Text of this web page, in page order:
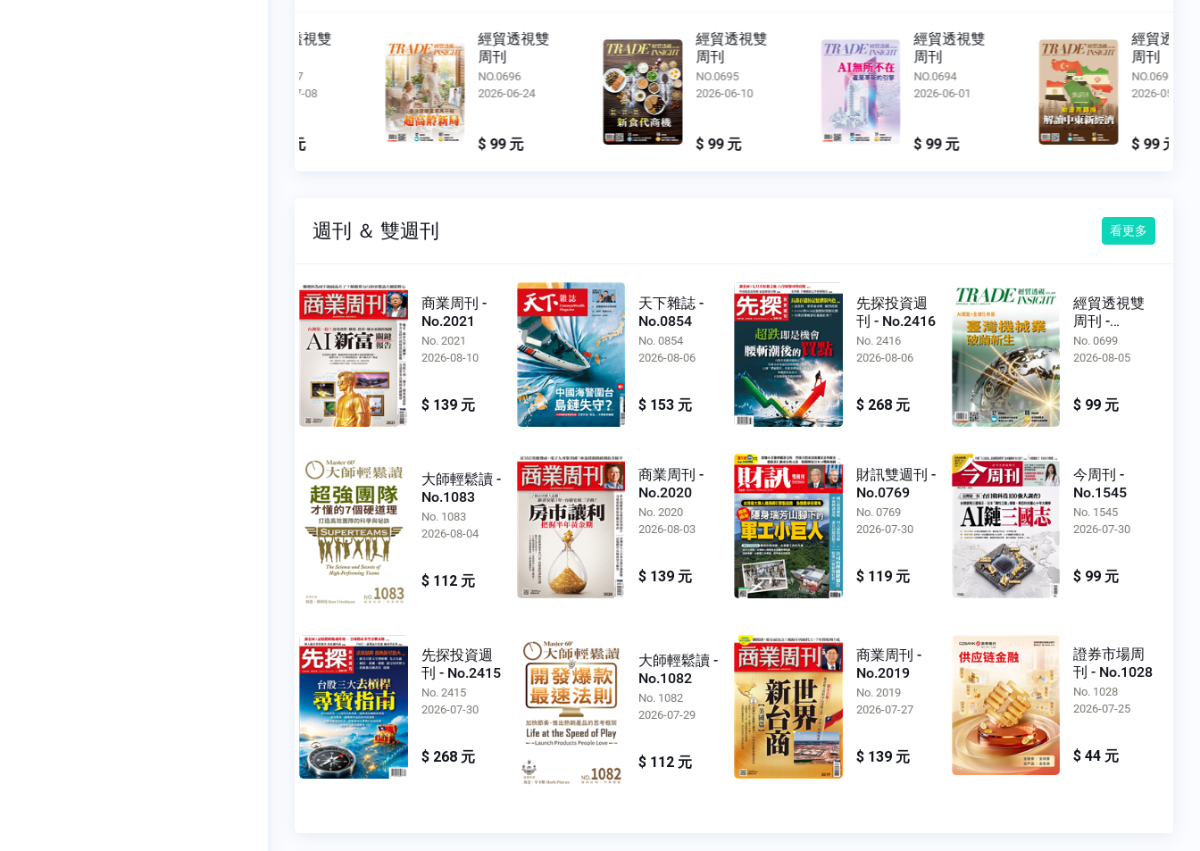
周刊
NO.0696
2026-06-24
$ 99 元
經貿透視雙
周刊
NO.0695
2026-06-10
$ 99 元
經貿透視雙
周刊
NO.0694
2026-06-01
$ 99 元
經貿透視雙
周刊
NO.0693
2026-05-13
$ 99 元
週刊 ＆ 雙週刊 看更多
商業周刊 -
No.2021
No. 2021
2026-08-10
$ 139 元
天下雜誌 -
No.0854
No. 0854
2026-08-06
$ 153 元
先探投資週
刊 - No.2416
No. 2416
2026-08-06
$ 268 元
經貿透視雙
周刊 -
No.0699
No. 0699
2026-08-05
$ 99 元
大師輕鬆讀 -
No.1083
No. 1083
2026-08-04
$ 112 元
商業周刊 -
No.2020
No. 2020
2026-08-03
$ 139 元
財訊雙週刊 -
No.0769
No. 0769
2026-07-30
$ 119 元
今周刊 -
No.1545
No. 1545
2026-07-30
$ 99 元
先探投資週
刊 - No.2415
No. 2415
2026-07-30
$ 268 元
大師輕鬆讀 -
No.1082
No. 1082
2026-07-29
$ 112 元
商業周刊 -
No.2019
No. 2019
2026-07-27
$ 139 元
證券市場周
刊 - No.1028
No. 1028
2026-07-25
$ 44 元